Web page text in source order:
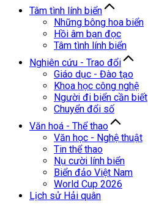
Tâm tình lính biển
Những bông hoa biển
Hồi âm bạn đọc
Tâm tình lính biển
Nghiên cứu - Trao đổi
Giáo dục - Đào tạo
Khoa học công nghệ
Người đi biển cần biết
Chuyển đổi số
Văn hoá - Thể thao
Văn học - Nghệ thuật
Tin thể thao
Nụ cười lính biển
Biển đảo Việt Nam
World Cup 2026
Lịch sử Hải quân